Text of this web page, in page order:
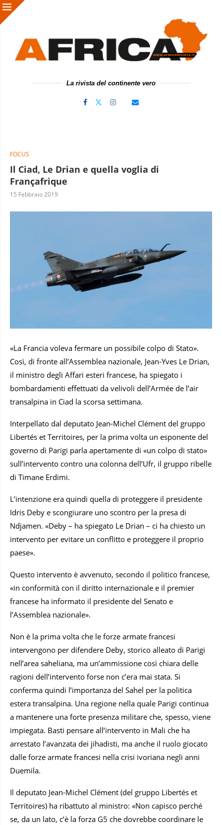
La rivista del continente vero
FOCUS
Il Ciad, Le Drian e quella voglia di
Françafrique
15 Febbraio 2019
«La Francia voleva fermare un possibile colpo di Stato».
Così, di fronte all’Assemblea nazionale, Jean-Yves Le Drian,
il ministro degli Affari esteri francese, ha spiegato i
bombardamenti effettuati da velivoli dell’Armée de l’air
transalpina in Ciad la scorsa settimana.
Interpellato dal deputato Jean-Michel Clément del gruppo
Libertés et Territoires, per la prima volta un esponente del
governo di Parigi parla apertamente di «un colpo di stato»
sull’intervento contro una colonna dell’Ufr, il gruppo ribelle
di Timane Erdimi.
L’intenzione era quindi quella di proteggere il presidente
Idris Deby e scongiurare uno scontro per la presa di
Ndjamen. «Deby – ha spiegato Le Drian – ci ha chiesto un
intervento per evitare un conflitto e proteggere il proprio
paese».
Questo intervento è avvenuto, secondo il politico francese,
«in conformità con il diritto internazionale e il premier
francese ha informato il presidente del Senato e
l’Assemblea nazionale».
Non è la prima volta che le forze armate francesi
intervengono per difendere Deby, storico alleato di Parigi
nell’area saheliana, ma un’ammissione così chiara delle
ragioni dell’intervento forse non c’era mai stata. Si
conferma quindi l’importanza del Sahel per la politica
estera transalpina. Una regione nella quale Parigi continua
a mantenere una forte presenza militare che, spesso, viene
impiegata. Basti pensare all’intervento in Mali che ha
arrestato l’avanzata dei jihadisti, ma anche il ruolo giocato
dalle forze armate francesi nella crisi ivoriana negli anni
Duemila.
Il deputato Jean-Michel Clément (del gruppo Libertés et
Territoires) ha ribattuto al ministro: «Non capisco perché
se, da un lato, c’è la forza G5 che dovrebbe coordinare le